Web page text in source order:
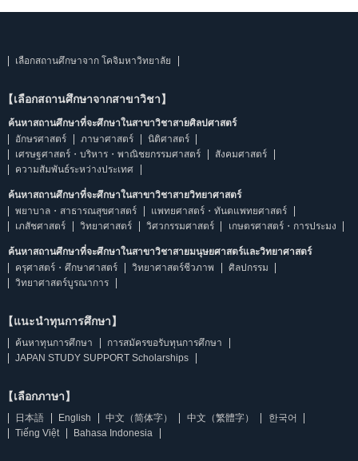
เลือกสถานศึกษาจาก โคจิมหาวิทยาลัย
【เลือกสถานศึกษาจากสาขาวิชา】
ค้นหาสถานศึกษาที่จะศึกษาในสาขาวิชาสายศิลปศาสตร์
อักษรศาสตร์
ภาษาศาสตร์
นิติศาสตร์
เศรษฐศาสตร์・บริหาร・พาณิชยกรรมศาสตร์
สังคมศาสตร์
ความสัมพันธ์ระหว่างประเทศ
ค้นหาสถานศึกษาที่จะศึกษาในสาขาวิชาสายวิทยาศาสตร์
พยาบาล・สาธารณสุขศาสตร์
แพทยศาสตร์・ทันตแพทยศาสตร์
เภสัชศาสตร์
วิทยาศาสตร์ วิศวกรรมศาสตร์ เกษตรศาสตร์・การประมง
ค้นหาสถานศึกษาที่จะศึกษาในสาขาวิชาสายมนุษยศาสตร์และวิทยาศาสตร์
ครุศาสตร์・ศึกษาศาสตร์
วิทยาศาสตร์ชีวภาพ
ศิลปกรรม
วิทยาศาสตร์บูรณาการ
【แนะนำทุนการศึกษา】
ค้นหาทุนการศึกษา
การสมัครขอรับทุนการศึกษา
JAPAN STUDY SUPPORT Scholarships
【เลือกภาษา】
日本語 English 中文（简体字） 中文（繁體字）
한국어
Tiếng Việt
Bahasa Indonesia